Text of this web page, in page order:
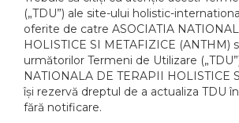
(„TDU”) ale site-ului holistic-
oferite de catre ASOCIATIA
HOLISTICE SI METAFIZICE (ANTHM)
următorilor Termeni de Utilizare
NATIONALA DE TERAPII HOLISTICE
își rezervă dreptul de a actualiza TDU
fără notificare.